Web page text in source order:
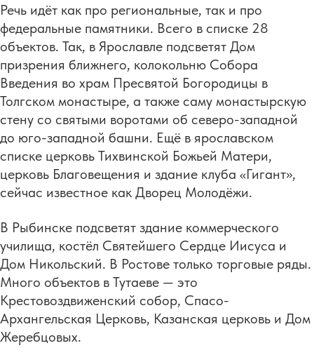
Речь идёт как про региональные, так и про
федеральные памятники. Всего в списке 28
объектов. Так, в Ярославле подсветят Дом
призрения ближнего, колокольню Собора
Введения во храм Пресвятой Богородицы в
Толгском монастыре, а также саму монастырскую
стену со святыми воротами об северо-западной
до юго-западной башни. Ещё в ярославском
списке церковь Тихвинской Божьей Матери,
церковь Благовещения и здание клуба «Гигант»,
сейчас известное как Дворец Молодёжи.
В Рыбинске подсветят здание коммерческого
училища, костёл Святейшего Сердце Иисуса и
Дом Никольский. В Ростове только торговые ряды.
Много объектов в Тутаеве — это
Крестовоздвиженский собор, Спасо-
Архангельская Церковь, Казанская церковь и Дом
Жеребцовых.